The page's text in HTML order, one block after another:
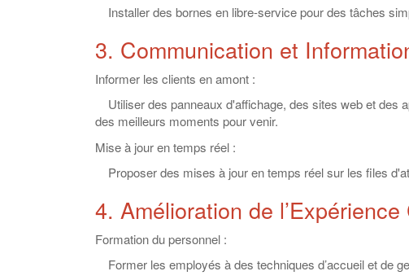
Installer des bornes en libre-service pour des tâches
3. Communication et
Informer les clients en amont :
Utiliser des panneaux d'affichage, des sites web et des
des meilleurs moments pour venir.
Mise à jour en temps réel :
Proposer des mises à jour en temps réel sur les files
4. Amélioration de l’Expérience
Formation du personnel :
Former les employés à des techniques d’accueil et de